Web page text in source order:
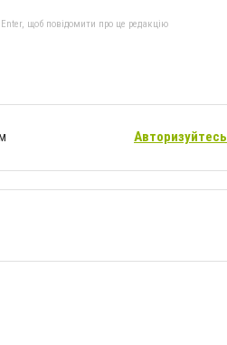
щоб повідомити про це редакцію
Авторизуйтесь